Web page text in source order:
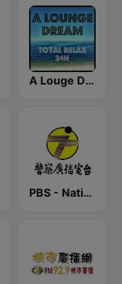
A Louge Dream - Relax 24h
PBS - National Transportation